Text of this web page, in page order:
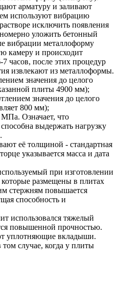
арматуру и заливают
используют вибрацию
исключить появления
уложить бетонный
вибрации металлоформу
камеру и происходит
часов, после этих процедур
извлекают из металлоформы.
значения до целого
плиты 4900 мм);
значения до целого
800 мм);
МПа. Означает, что
выдержать нагрузку
её толщиной - стандартная
указывается масса и дата
при изготовлении
размещены в плитах
стержням повышается
способность и
использовался тяжелый
повышенной прочностью.
уплотняющие вкладыши.
том случае, когда у плиты